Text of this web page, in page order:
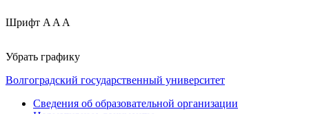
Шрифт A A A
Убрать графику
Волгоградский государственный университет
Сведения об образовательной организации